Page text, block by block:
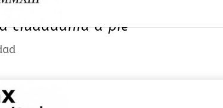
en Sax más que un peligro
ciudadanía a pie